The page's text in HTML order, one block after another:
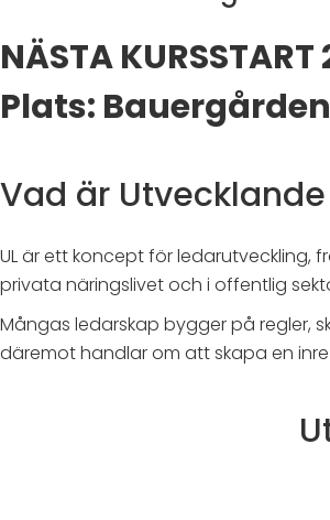
NÄSTA
Plats:
Vad är
UL är ett koncept för ledarutveckling,
privata näringslivet och i offentlig
Mångas ledarskap bygger på regler,
däremot handlar om att skapa en